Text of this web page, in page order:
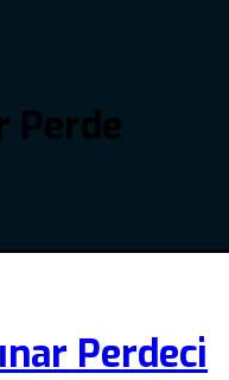
Perde
Perdeci